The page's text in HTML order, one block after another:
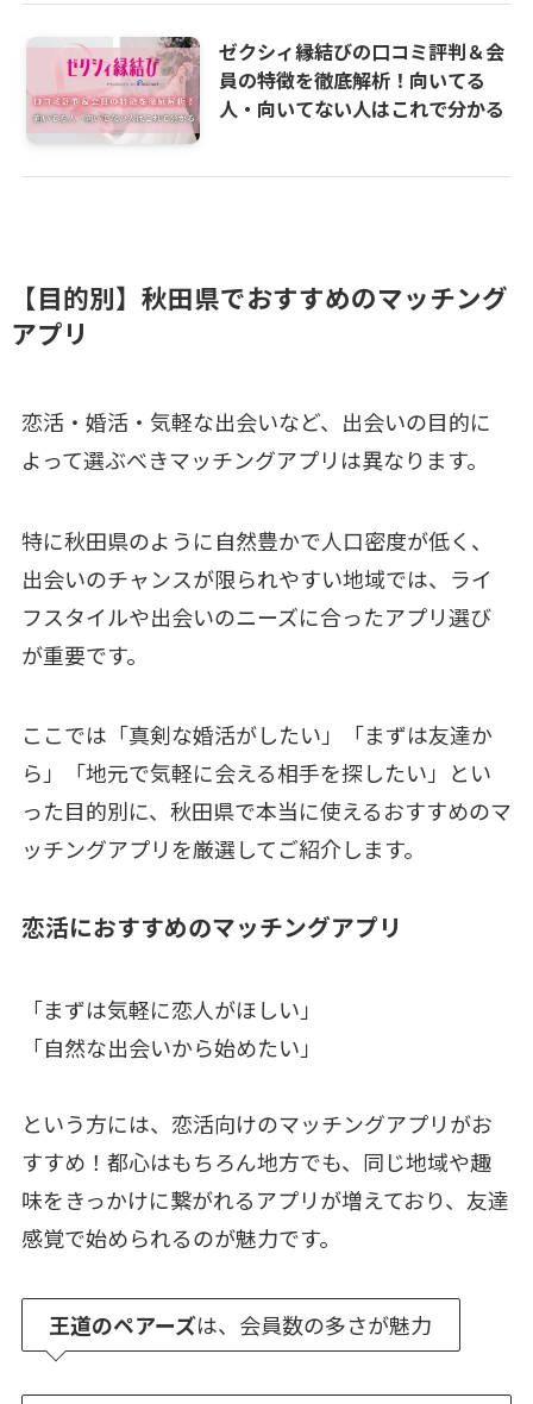
ゼクシィ縁結びの口コミ評判＆会
員の特徴を徹底解析！向いてる
人・向いてない人はこれで分かる
【目的別】秋田県でおすすめのマッチング
アプリ
恋活・婚活・気軽な出会いなど、出会いの目的に
よって選ぶべきマッチングアプリは異なります。
特に秋田県のように自然豊かで人口密度が低く、
出会いのチャンスが限られやすい地域では、ライ
フスタイルや出会いのニーズに合ったアプリ選び
が重要です。
ここでは「真剣な婚活がしたい」「まずは友達か
ら」「地元で気軽に会える相手を探したい」とい
った目的別に、秋田県で本当に使えるおすすめのマ
ッチングアプリを厳選してご紹介します。
恋活におすすめのマッチングアプリ
「まずは気軽に恋人がほしい」
「自然な出会いから始めたい」
という方には、恋活向けのマッチングアプリがお
すすめ！都心はもちろん地方でも、同じ地域や趣
味をきっかけに繋がれるアプリが増えており、友達
感覚で始められるのが魅力です。
王道のペアーズは、会員数の多さが魅力